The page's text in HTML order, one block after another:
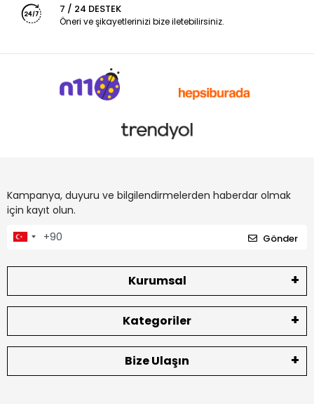
7 / 24 DESTEK
Öneri ve şikayetlerinizi bize iletebilirsiniz.
Kampanya, duyuru ve bilgilendirmelerden haberdar olmak
için kayıt olun.
Gönder
Kurumsal
Kategoriler
Bize Ulaşın